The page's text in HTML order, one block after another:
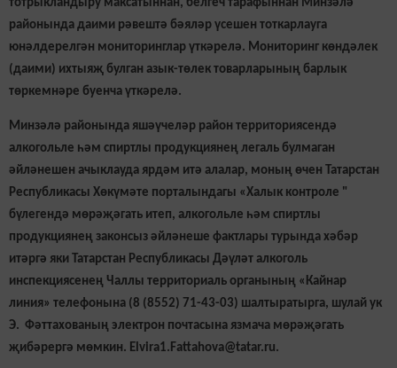
тотрыкландыру максатыннан, белгеч тарафыннан Минзәлә
районында даими рәвештә бәяләр үсешен тоткарлауга
юнәлдерелгән мониторинглар үткәрелә. Мониторинг көндәлек
(даими) ихтыяҗ булган азык-төлек товарларының барлык
төркемнәре буенча үткәрелә.
Минзәлә районында яшәүчеләр район территориясендә
алкогольле һәм спиртлы продукциянең легаль булмаган
әйләнешен ачыклауда ярдәм итә алалар, моның өчен Татарстан
Республикасы Хөкүмәте порталындагы «Халык контроле "
бүлегендә мөрәҗәгать итеп, алкогольле һәм спиртлы
продукциянең законсыз әйләнеше фактлары турында хәбәр
итәргә яки Татарстан Республикасы Дәүләт алкоголь
инспекциясенең Чаллы территориаль органының «Кайнар
линия» телефонына (8 (8552) 71-43-03) шалтыратырга, шулай ук
Э. Фәттахованың электрон почтасына язмача мөрәҗәгать
җибәрергә мөмкин. Elvira1.Fattahova@tatar.ru.